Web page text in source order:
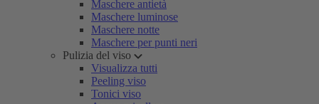
Maschere antietà
Maschere luminose
Maschere notte
Maschere per punti neri
Pulizia del viso
Visualizza tutti
Peeling viso
Tonici viso